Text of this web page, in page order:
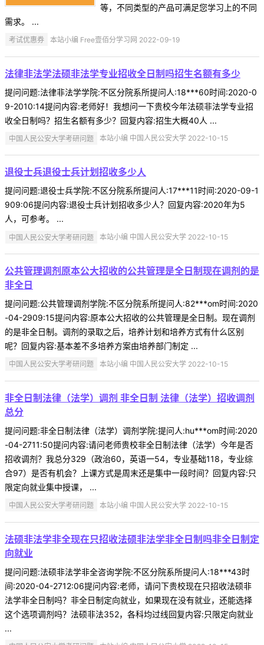
等，不同类型的产品可满足您学习上的不同
需求。 ...
考试优惠券 本站小编 Free壹佰分学习网 2022-09-19
法律非法学法硕非法学专业招收全日制吗招生名额有多少
提问问题:法律非法学学院:不区分院系所提问人:18***60时间:2020-0
9-2010:14提问内容:老师好！我想问一下贵校今年法硕非法学专业招
收全日制吗？招生名额有多少？回复内容:招生大概40人 ...
中国人民公安大学考研问题 本站小编 中国人民公安大学 2022-10-15
退役士兵退役士兵计划招收多少人
提问问题:退役士兵学院:不区分院系所提问人:17***11时间:2020-09-1
909:06提问内容:退役士兵计划招收多少人？回复内容:2020年为5
人，可参考。 ...
中国人民公安大学考研问题 本站小编 中国人民公安大学 2022-10-15
公共管理调剂原本公大招收的公共管理是全日制现在调剂的是
非全日
提问问题:公共管理调剂学院:不区分院系所提问人:82***om时间:2020
-04-2909:15提问内容:原本公大招收的公共管理是全日制。现在调剂
的是非全日制。调剂的录取之后，培养计划和培养方式有什么区别
呢？回复内容:基本差不多培养方案由培养部门制定 ...
中国人民公安大学考研问题 本站小编 中国人民公安大学 2022-10-15
非全日制法律（法学）调剂 非全日制 法律（法学）招收调剂
总分
提问问题:非全日制法律（法学）调剂学院:提问人:hu***om时间:2020
-04-2711:50提问内容:请问老师贵校非全日制法律（法学）今年是否
招收调剂？我总分329（政治60，英语一54，专业基础118，专业综
合97）是否有机会？上课方式是周末还是集中一段时间？回复内容:只
限定向就业集中授课， ...
中国人民公安大学考研问题 本站小编 中国人民公安大学 2022-10-15
法硕非法学非全现在只招收法硕非法学非全日制吗非全日制定
向就业
提问问题:法硕非法学非全咨询学院:不区分院系所提问人:18***43时
间:2020-04-2712:06提问内容:老师，请问下贵校现在只招收法硕非
法学非全日制吗？非全日制定向就业，如果现在没有就业，还能选择
这个选项调剂吗？法硕非法352，各科均过线回复内容:只限定向就业
...